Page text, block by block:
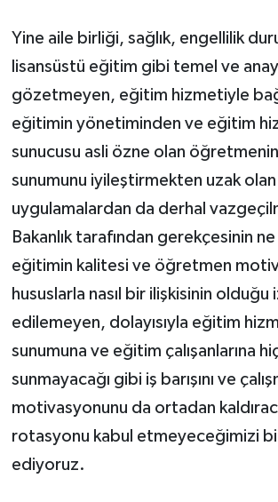
Yine aile birliği, sağlık, engellilik
lisansüstü eğitim gibi temel ve
gözetmeyen, eğitim hizmetiyle
eğitimin yönetiminden ve eğitim
sunucusu asli özne olan
sunumunu iyileştirmekten uzak
uygulamalardan da derhal
Bakanlık tarafından gerekçesinin
eğitimin kalitesi ve öğretmen
hususlarla nasıl bir ilişkisinin olduğu
edilemeyen, dolayısıyla eğitim
sunumuna ve eğitim çalışanlarına
sunmayacağı gibi iş barışını ve
motivasyonunu da ortadan
rotasyonu kabul etmeyeceğimizi
ediyoruz.